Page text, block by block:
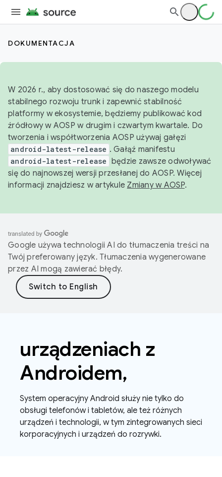
DOKUMENTACJA
W 2026 r., aby dostosować się do naszego modelu
stabilnego rozwoju trunk i zapewnić stabilność
platformy w ekosystemie, będziemy publikować kod
źródłowy w AOSP w drugim i czwartym kwartale. Do
tworzenia i współtworzenia AOSP używaj gałęzi
android-latest-release . Gałąź manifestu
android-latest-release będzie zawsze odwoływać
się do najnowszej wersji przesłanej do AOSP. Więcej
informacji znajdziesz w artykule Zmiany w AOSP.
Google używa technologii AI do tłumaczenia treści na
Twój preferowany język. Tłumaczenia wygenerowane
przez AI mogą zawierać błędy.
urządzeniach z
Androidem,
System operacyjny Android służy nie tylko do
obsługi telefonów i tabletów, ale też różnych
urządzeń i technologii, w tym zintegrowanych sieci
korporacyjnych i urządzeń do rozrywki.